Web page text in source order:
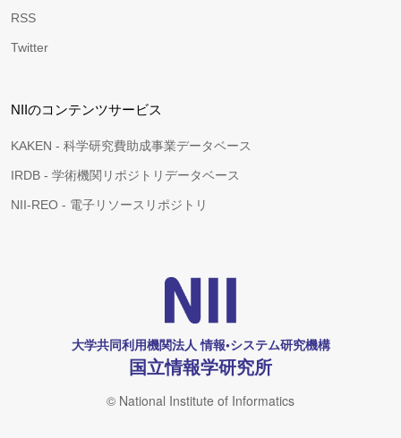
RSS
Twitter
NIIのコンテンツサービス
KAKEN - 科学研究費助成事業データベース
IRDB - 学術機関リポジトリデータベース
NII-REO - 電子リソースリポジトリ
大学共同利用機関法人 情報•システム研究機構
国立情報学研究所
© National Institute of Informatics